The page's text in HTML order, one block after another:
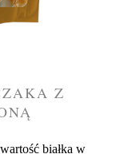
Z
białka w